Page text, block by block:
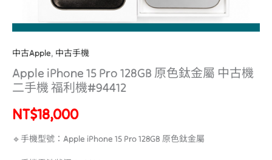
中古Apple, 中古手機
Apple iPhone 15 Pro 128GB 原色鈦金屬 中古機
二手機 福利機#94412
NT$18,000
🔹手機型號：Apple iPhone 15 Pro 128GB 原色鈦金屬
利
機
#94412
數
量